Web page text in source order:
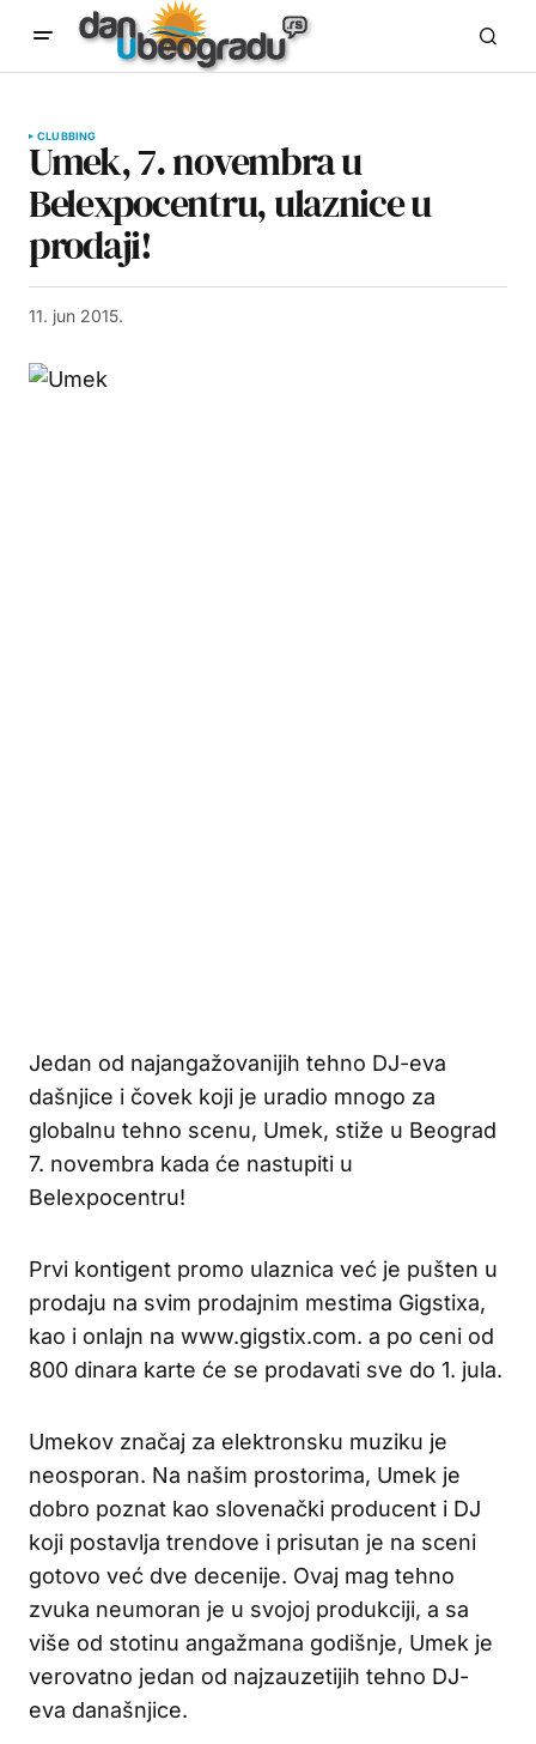
CLUBBING
Umek, 7. novembra u
Belexpocentru, ulaznice u
prodaji!
11. jun 2015.
Jedan od najangažovanijih tehno DJ-eva
dašnjice i čovek koji je uradio mnogo za
globalnu tehno scenu, Umek, stiže u Beograd
7. novembra kada će nastupiti u
Belexpocentru!
Prvi kontigent promo ulaznica već je pušten u
prodaju na svim prodajnim mestima Gigstixa,
kao i onlajn na www.gigstix.com. a po ceni od
800 dinara karte će se prodavati sve do 1. jula.
Umekov značaj za elektronsku muziku je
neosporan. Na našim prostorima, Umek je
dobro poznat kao slovenački producent i DJ
koji postavlja trendove i prisutan je na sceni
gotovo već dve decenije. Ovaj mag tehno
zvuka neumoran je u svojoj produkciji, a sa
više od stotinu angažmana godišnje, Umek je
verovatno jedan od najzauzetijih tehno DJ-
eva današnjice.